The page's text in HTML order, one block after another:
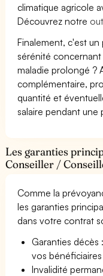
climatique agricole
Découvrez notre
Finalement, c'est
sérénité
maladie prolongé ?
complémentaire,
quantité et
salaire pendant une
Les garanties
Conseiller /
Comme la
les garanties
dans votre contrat
Garanties décès
vos bénéficiaires
Invalidité